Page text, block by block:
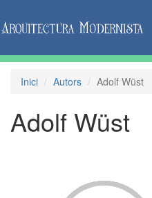
Inici Autors Adolf Wüst
Adolf Wüst